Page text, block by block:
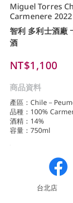
Miguel Torres
Carmenere 2022
智利 多利士酒廠
酒
NT$1,100
商品資料
產區：Chile－
品種：100%
酒精：14%
容量：750ml
​台北店